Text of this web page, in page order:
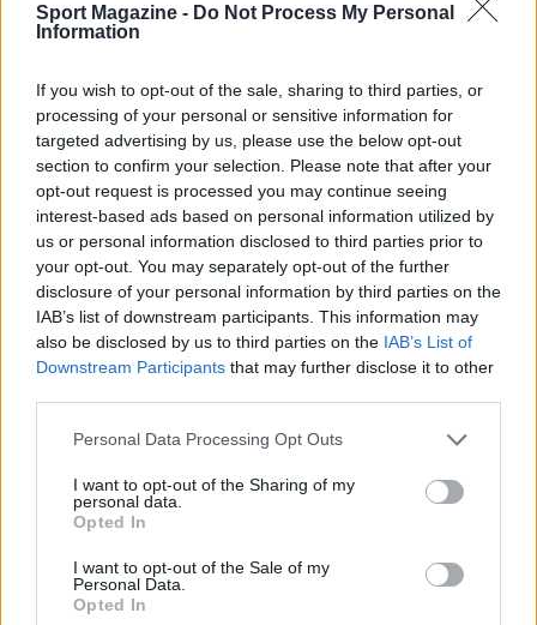
Sport Magazine - Do Not Process My Personal
Information
If you wish to opt-out of the sale, sharing to third parties, or
processing of your personal or sensitive information for
targeted advertising by us, please use the below opt-out
section to confirm your selection. Please note that after your
opt-out request is processed you may continue seeing
interest-based ads based on personal information utilized by
us or personal information disclosed to third parties prior to
your opt-out. You may separately opt-out of the further
disclosure of your personal information by third parties on the
IAB’s list of downstream participants. This information may
also be disclosed by us to third parties on the IAB’s List of
Downstream Participants that may further disclose it to other
Please note that this website/app uses one or more Google
not limited to your visit or usage behaviour. You may click to
grant or deny consent to Google and its third-party tags to
use your data for below specified purposes in below Google
consent section.
Personal Data Processing Opt Outs
I want to opt-out of the Sharing of my
personal data.
Opted In
I want to opt-out of the Sale of my
Personal Data.
Opted In
Continua a leggere
CALCIO